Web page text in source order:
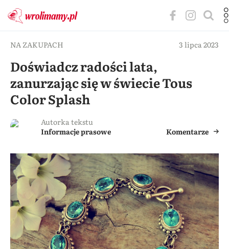
NA ZAKUPACH 3 lipca 2023
Doświadcz radości lata,
zanurzając się w świecie Tous
Color Splash
Autorka tekstu
Informacje prasowe
Komentarze